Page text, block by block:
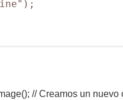
// Creamos un nuevo